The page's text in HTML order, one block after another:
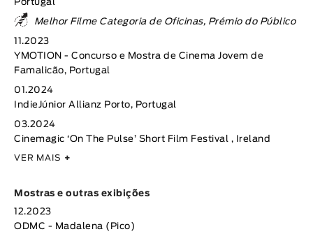
Portugal
Melhor Filme Categoria de Oficinas, Prémio do Público
11.2023
YMOTION - Concurso e Mostra de Cinema Jovem de
Famalicão, Portugal
01.2024
IndieJúnior Allianz Porto, Portugal
03.2024
Cinemagic ‘On The Pulse’ Short Film Festival , Ireland
VER MAIS +
Mostras e outras exibições
12.2023
ODMC - Madalena (Pico)